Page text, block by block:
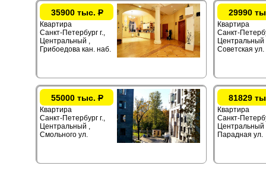
35900 тыс.Р
Квартира
Санкт-Петербург г.,
Центральный ,
Грибоедова кан. наб.
29990
Квартира
Санкт-
Центральный
Советская ул.
55000 тыс.Р
Квартира
Санкт-Петербург г.,
Центральный ,
Смольного ул.
81829
Квартира
Санкт-
Центральный
Парадная ул.